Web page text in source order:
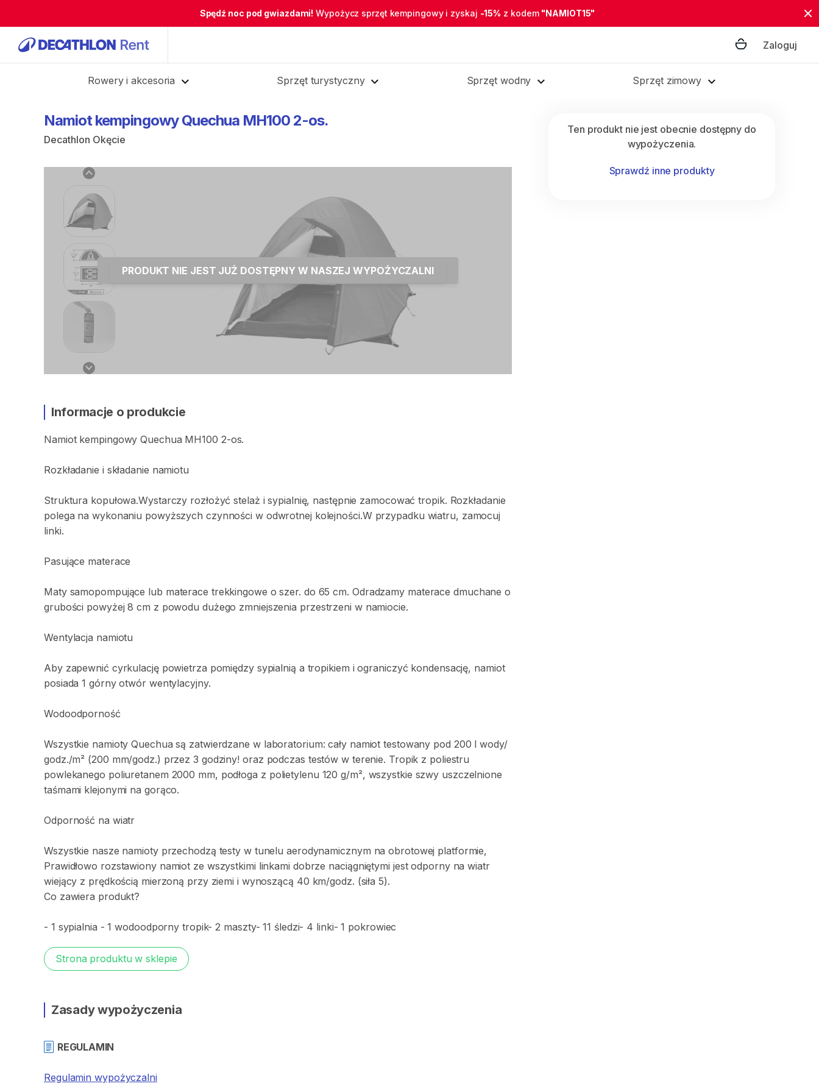
Spędź noc pod gwiazdami! Wypożycz sprzęt kempingowy i zyskaj -15% z kodem "NAMIOT15"
Zaloguj
Rowery i akcesoria Sprzęt turystyczny Sprzęt wodny Sprzęt zimowy
Namiot kempingowy Quechua MH100 2-os.
Decathlon Okęcie
PRODUKT NIE JEST JUŻ DOSTĘPNY W NASZEJ WYPOŻYCZALNI
Informacje o produkcie
Namiot kempingowy Quechua MH100 2-os.
Rozkładanie i składanie namiotu
Struktura kopułowa.Wystarczy rozłożyć stelaż i sypialnię​,​ następnie zamocować tropik. Rozkładanie
polega na wykonaniu powyższych czynności w odwrotnej kolejności.W przypadku wiatru​,​ zamocuj
linki.
Pasujące materace
Maty samopompujące lub materace trekkingowe o szer. do 65 cm. Odradzamy materace dmuchane o
grubości powyżej 8 cm z powodu dużego zmniejszenia przestrzeni w namiocie.
Wentylacja namiotu
Aby zapewnić cyrkulację powietrza pomiędzy sypialnią a tropikiem i ograniczyć kondensację​​,​ namiot
posiada 1 górny otwór wentylacyjny.
Wodoodporność
Wszystkie namioty Quechua są zatwierdzane w laboratorium: cały namiot testowany pod 200 l wody​/​
godz.​/​m² (200 mm​/​godz.) przez 3 godziny! oraz podczas testów w terenie. Tropik z poliestru
powlekanego poliuretanem 2000 mm​,​ podłoga z polietylenu 120 g​/​m²​,​ wszystkie szwy uszczelnione
taśmami klejonymi na gorąco.
Odporność na wiatr
Wszystkie nasze namioty przechodzą testy w tunelu aerodynamicznym na obrotowej platformie​,​
Prawidłowo rozstawiony namiot ze wszystkimi linkami dobrze naciągniętymi jest odporny na wiatr
wiejący z prędkością mierzoną przy ziemi i wynoszącą 40 km​/​godz. (siła 5).
Co zawiera produkt?
- 1 sypialnia - 1 wodoodporny tropik- 2 maszty- 11 śledzi- 4 linki- 1 pokrowiec
Strona produktu w sklepie
Zasady wypożyczenia
REGULAMIN
Regulamin wypożyczalni
Ten produkt nie jest obecnie dostępny do
wypożyczenia.
Sprawdź inne produkty